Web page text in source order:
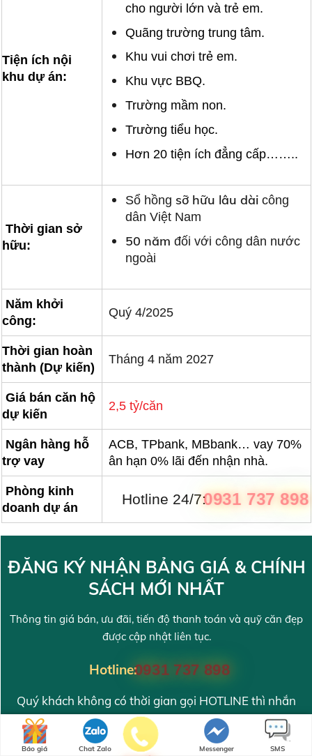
Tiện ích nội
khu dự án:
cho người lớn và trẻ em.
Quãng trường trung tâm.
Khu vui chơi trẻ em.
Khu vực BBQ.
Trường mầm non.
Trường tiểu học.
Hơn 20 tiện ích đẳng cấp……..
Thời gian sở
hữu:
Sổ hồng sỡ hữu lâu dàicông
dân Việt Nam
50 năm đối với công dân nước
ngoài
Năm khởi
công:
Quý 4/2025
Thời gian hoàn
thành (Dự kiến)
Tháng 4 năm 2027
Giá bán căn hộ
dự kiến
2,5 tỷ/căn
Ngân hàng hỗ
trợ vay
ACB, TPbank, MBbank… vay 70%
ân hạn 0% lãi đến nhận nhà.
Phòng kinh
doanh dự án
Hotline 24/7:0931 737 898
ĐĂNG KÝ NHẬN BẢNG GIÁ & CHÍNH
SÁCH MỚI NHẤT
Thông tin giá bán, ưu đãi, tiến độ thanh toán và quỹ căn đẹp
được cập nhật liên tục.
Hotline:0931 737 898
Quý khách không có thời gian gọi HOTLINE thì nhắn
trực tiếp qua ZALO số:
096 771 78 98
Báo giá Chat Zalo Messenger SMS